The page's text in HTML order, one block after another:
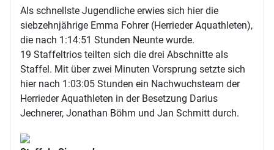
Als schnellste Jugendliche erwies sich hier die
siebzehnjährige Emma Fohrer (Herrieder Aquathleten),
die nach 1:14:51 Stunden Neunte wurde.
19 Staffeltrios teilten sich die drei Abschnitte als
Staffel. Mit über zwei Minuten Vorsprung setzte sich
hier nach 1:03:05 Stunden ein Nachwuchsteam der
Herrieder Aquathleten in der Besetzung Darius
Jechnerer, Jonathan Böhm und Jan Schmitt durch.